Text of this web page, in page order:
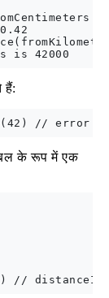
हैं:
के रूप में एक